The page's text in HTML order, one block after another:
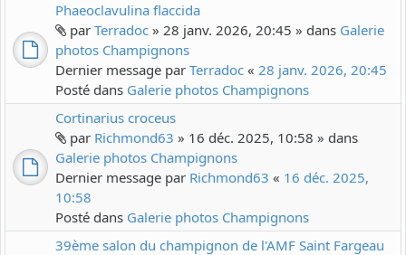
Phaeoclavulina flaccida
par Terradoc » 28 janv. 2026, 20:45 » dans Galerie
photos Champignons
Dernier message par Terradoc « 28 janv. 2026, 20:45
Posté dans Galerie photos Champignons
Cortinarius croceus
par Richmond63 » 16 déc. 2025, 10:58 » dans
Galerie photos Champignons
Dernier message par Richmond63 « 16 déc. 2025,
10:58
Posté dans Galerie photos Champignons
39ème salon du champignon de l'AMF Saint Fargeau